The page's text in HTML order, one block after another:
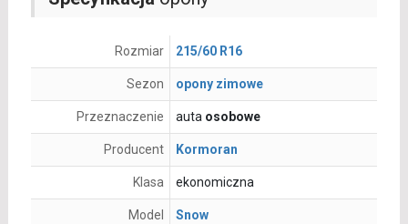
Rozmiar 215/60 R16
Sezon opony zimowe
Przeznaczenie auta osobowe
Producent Kormoran
Klasa ekonomiczna
Model Snow